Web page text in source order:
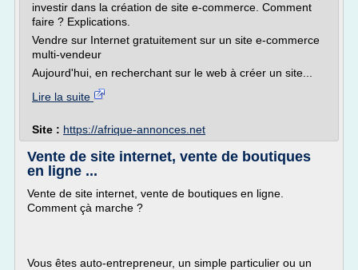
investir dans la création de site e-commerce. Comment
faire ? Explications.
Vendre sur Internet gratuitement sur un site e-commerce
multi-vendeur
Aujourd'hui, en recherchant sur le web à créer un site...
Lire la suite
Site : https://afrique-annonces.net
Vente de site internet, vente de boutiques
en ligne ...
Vente de site internet, vente de boutiques en ligne.
Comment çà marche ?
Vous êtes auto-entrepreneur, un simple particulier ou un